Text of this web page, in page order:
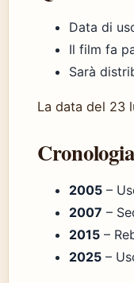
Data di
Il film fa
Sarà
La data del 23
2005 –
2007 –
2015 –
2025 –